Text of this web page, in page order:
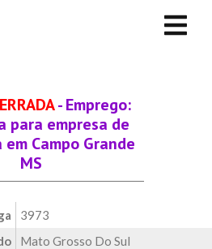
- Emprego:
para empresa de
em Campo Grande
MS
3973
Mato Grosso Do Sul